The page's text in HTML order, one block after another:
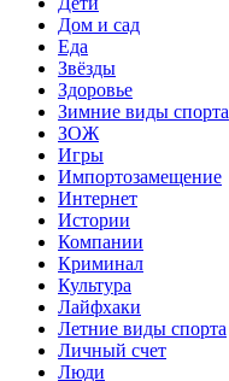
Дом и сад
Еда
Звёзды
Здоровье
Зимние виды спорта
ЗОЖ
Игры
Импортозамещение
Интернет
Истории
Компании
Криминал
Культура
Лайфхаки
Летние виды спорта
Личный счет
Люди